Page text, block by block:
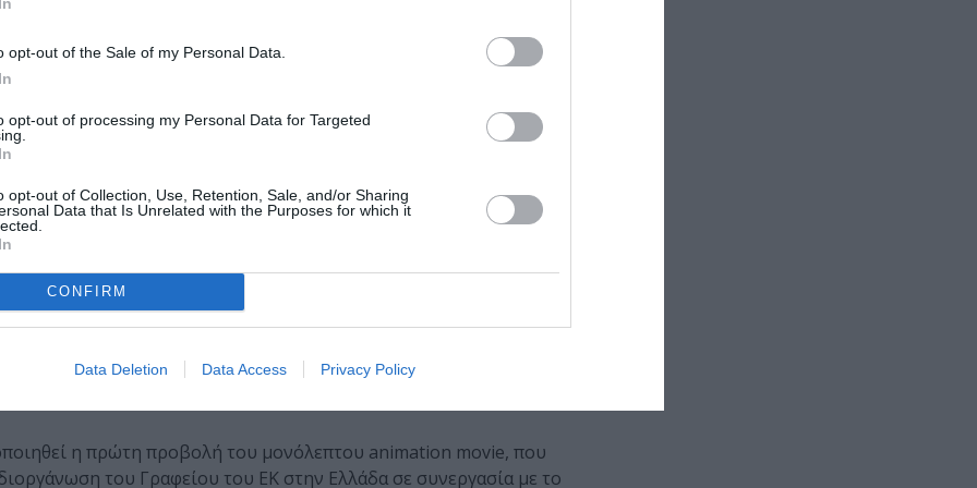
opt-out of the Sale of my Personal Data.
opt-out of processing my Personal Data for Targeted
opt-out of Collection, Use, Retention, Sale, and/or Sharing
Data that Is Unrelated with the Purposes for which it
CONFIRM
Data Deletion Data Access Privacy Policy
και βιντεοσκόπηση.
Ελευσίνα Πολιτιστική Πρωτεύουσα της Ευρώπης
Ελλάδα
Επιτροπής στην Ελλάδα
η πρώτη προβολή του μονόλεπτου animation movie, που
του Γραφείου του ΕΚ στην Ελλάδα σε συνεργασία με το